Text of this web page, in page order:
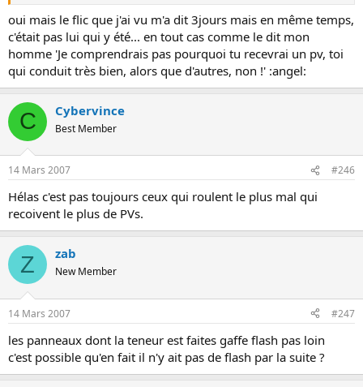
oui mais le flic que j'ai vu m'a dit 3jours mais en même temps,
c'était pas lui qui y été... en tout cas comme le dit mon
homme 'Je comprendrais pas pourquoi tu recevrai un pv, toi
qui conduit très bien, alors que d'autres, non !' :angel:
C Cybervince
Best Member
14 Mars 2007 #246
Hélas c'est pas toujours ceux qui roulent le plus mal qui
recoivent le plus de PVs.
Z zab
New Member
14 Mars 2007 #247
les panneaux dont la teneur est faites gaffe flash pas loin
c'est possible qu'en fait il n'y ait pas de flash par la suite ?